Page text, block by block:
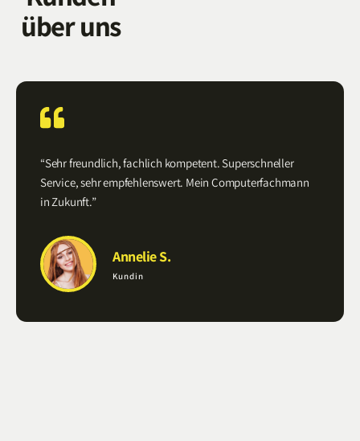
über uns
“Sehr freundlich, fachlich kompetent. Superschneller
Service, sehr empfehlenswert. Mein Computerfachmann
in Zukunft.”
Annelie S.
Kundin